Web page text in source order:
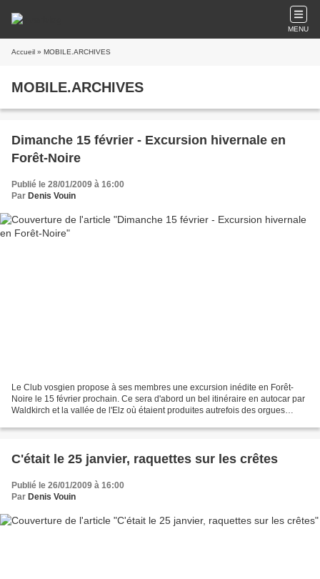
MENU
Accueil » MOBILE.ARCHIVES
MOBILE.ARCHIVES
Dimanche 15 février - Excursion hivernale en
Forêt-Noire
Publié le 28/01/2009 à 16:00
Par Denis Vouin
Le Club vosgien propose à ses membres une excursion inédite en Forêt-
Noire le 15 février prochain. Ce sera d'abord un bel itinéraire en autocar par
Waldkirch et la vallée de l'Elz où étaient produites autrefois des orgues
C'était le 25 janvier, raquettes sur les crêtes
Publié le 26/01/2009 à 16:00
Par Denis Vouin